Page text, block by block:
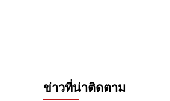
ข่าวที่น่าติดตาม